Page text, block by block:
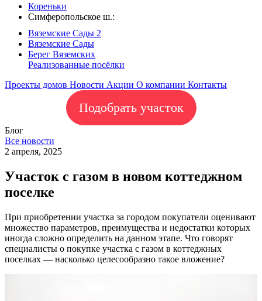
Кореньки
Симферопольское ш.:
Вяземские Сады 2
Вяземские Сады
Берег Вяземскиx
Реализованные посёлки
Проекты домов Новости Акции О компании Контакты
Подобрать участок
Блог
Все новости
2 апреля, 2025
Участок с газом в новом коттеджном
поселке
При приобретении участка за городом покупатели оценивают
множество параметров, преимущества и недостатки которых
иногда сложно определить на данном этапе. Что говорят
специалисты о покупке участка с газом в коттеджных
поселках — насколько целесообразно такое вложение?